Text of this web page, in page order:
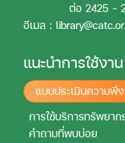
ต่อ 2425 -
อีเมล :
แนะนำการใช้งา
แบบประเมินความพึ
การใช้บริการทรัพยา
คำถามที่พบบ่อย